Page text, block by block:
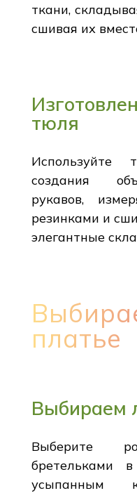
ткани,
сшивая их
тюля
Используйте
создания
рукавов,
резинками и
элегантные
платье
Выбираем
Выберите
бретельками
усыпанным